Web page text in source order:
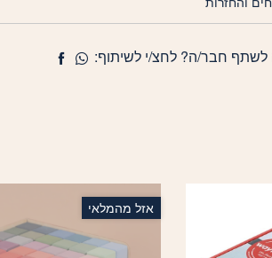
לשתף חבר/ה? לחצ/י לשיתוף:
אזל מהמלאי